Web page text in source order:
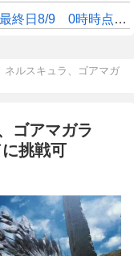
イント、ハイスコアのボーダー
ネルスキュラ、ゴアマガ
ゴアマガラ
挑戦可